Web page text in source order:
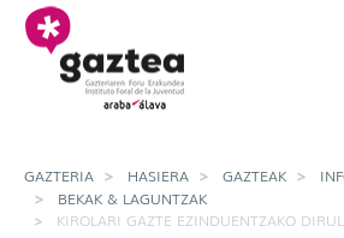
Eduki nagusira joan
kirolari gazte
GAZTERIA HASIERA GAZTEAK
BEKAK & LAGUNTZAK
KIROLARI GAZTE EZINDUENTZAKO